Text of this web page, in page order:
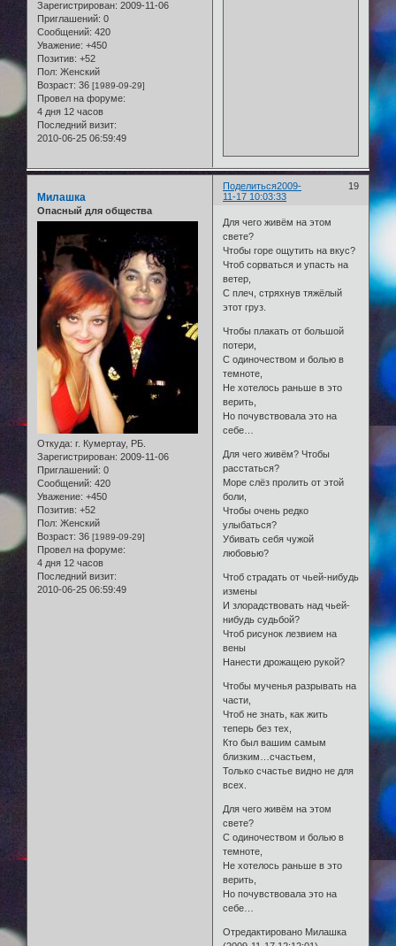
Зарегистрирован: 2009-11-06
Приглашений: 0
Сообщений: 420
Уважение: +450
Позитив: +52
Пол: Женский
Возраст: 36 [1989-09-29]
Провел на форуме:
4 дня 12 часов
Последний визит:
2010-06-25 06:59:49
Поделиться 19
2009-
11-17 10:03:33
Милашка
Опасный для общества
Откуда: г. Кумертау, РБ.
Зарегистрирован: 2009-11-06
Приглашений: 0
Сообщений: 420
Уважение: +450
Позитив: +52
Пол: Женский
Возраст: 36 [1989-09-29]
Провел на форуме:
4 дня 12 часов
Последний визит:
2010-06-25 06:59:49
Для чего живём на этом
свете?
Чтобы горе ощутить на вкус?
Чтоб сорваться и упасть на
ветер,
С плеч, стряхнув тяжёлый
этот груз.
Чтобы плакать от большой
потери,
С одиночеством и болью в
темноте,
Не хотелось раньше в это
верить,
Но почувствовала это на
себе…
Для чего живём? Чтобы
расстаться?
Море слёз пролить от этой
боли,
Чтобы очень редко
улыбаться?
Убивать себя чужой
любовью?
Чтоб страдать от чьей-нибудь
измены
И злорадствовать над чьей-
нибудь судьбой?
Чтоб рисунок лезвием на
вены
Нанести дрожащею рукой?
Чтобы мученья разрывать на
части,
Чтоб не знать, как жить
теперь без тех,
Кто был вашим самым
близким…счастьем,
Только счастье видно не для
всех.
Для чего живём на этом
свете?
С одиночеством и болью в
темноте,
Не хотелось раньше в это
верить,
Но почувствовала это на
себе…
Отредактировано Милашка